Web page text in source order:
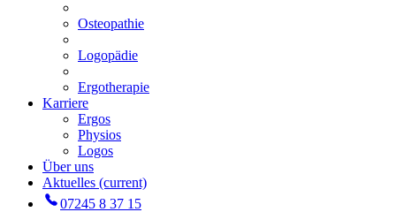
Osteopathie
Logopädie
Ergotherapie
Karriere
Ergos
Physios
Logos
Über uns
Aktuelles (current)
07245 8 37 15